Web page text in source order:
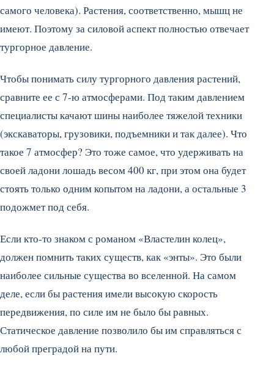
самого человека). Растения, соответственно, мышц не
имеют. Поэтому за силовой аспект полностью отвечает
тургорное давление.
Чтобы понимать силу тургорного давления растений,
сравните ее с 7-ю атмосферами. Под таким давлением
специалисты качают шины наиболее тяжелой техники
(экскаваторы, грузовики, подъемники и так далее). Что
такое 7 атмосфер? Это тоже самое, что удерживать на
своей ладони лошадь весом 400 кг, при этом она будет
стоять только одним копытом на ладони, а остальные 3
подожмет под себя.
Если кто-то знаком с романом «Властелин колец»,
должен помнить таких существ, как «энты». Это были
наиболее сильные существа во вселенной. На самом
деле, если бы растения имели высокую скорость
передвижения, по силе им не было бы равных.
Статическое давление позволило бы им справляться с
любой преградой на пути.